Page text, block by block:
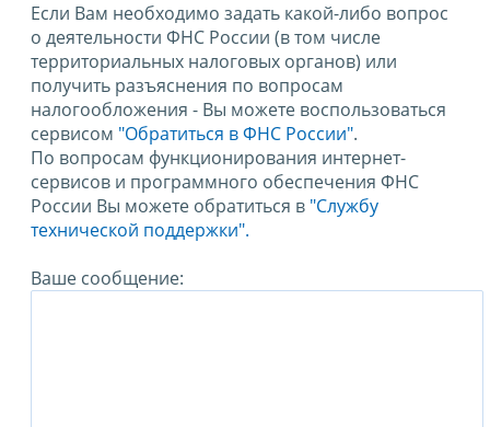
Если Вам необходимо задать какой-либо вопрос
о деятельности ФНС России (в том числе
территориальных налоговых органов) или
получить разъяснения по вопросам
налогообложения - Вы можете воспользоваться
сервисом "Обратиться в ФНС России".
По вопросам функционирования интернет-
сервисов и программного обеспечения ФНС
России Вы можете обратиться в "Службу
технической поддержки".
Ваше сообщение: